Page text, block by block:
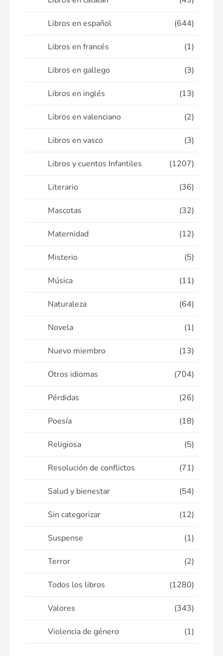
Libros en español (644)
Libros en francés (1)
Libros en gallego (3)
Libros en inglés (13)
Libros en valenciano (2)
Libros en vasco (3)
Libros y cuentos Infantiles (1207)
Literario (36)
Mascotas (32)
Maternidad (12)
Misterio (5)
Música (11)
Naturaleza (64)
Novela (1)
Nuevo miembro (13)
Otros idiomas (704)
Pérdidas (26)
Poesía (18)
Religiosa (5)
Resolución de conflictos (71)
Salud y bienestar (54)
Sin categorizar (12)
Suspense (1)
Terror (2)
Todos los libros (1280)
Valores (343)
Violencia de género (1)